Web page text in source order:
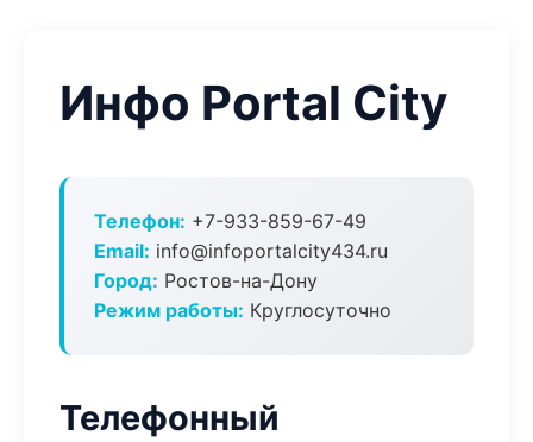
Инфо Portal City
Телефон: +7-933-859-67-49
Email: info@infoportalcity434.ru
Город: Ростов-на-Дону
Режим работы: Круглосуточно
Телефонный